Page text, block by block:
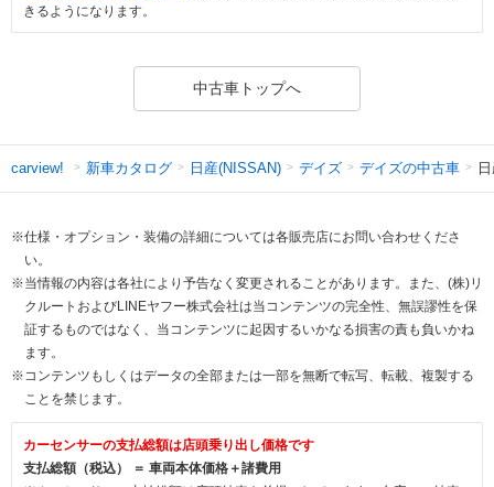
きるようになります。
中古車トップへ
carview! 新車カタログ 日産(NISSAN) デイズ デイズの中古車
※仕様・オプション・装備の詳細については各販売店にお問い合わせくださ
い。
※当情報の内容は各社により予告なく変更されることがあります。また、(株)リ
クルートおよびLINEヤフー株式会社は当コンテンツの完全性、無誤謬性を保
証するものではなく、当コンテンツに起因するいかなる損害の責も負いかね
ます。
※コンテンツもしくはデータの全部または一部を無断で転写、転載、複製する
ことを禁じます。
カーセンサーの支払総額は店頭乗り出し価格です
支払総額（税込） ＝ 車両本体価格＋諸費用